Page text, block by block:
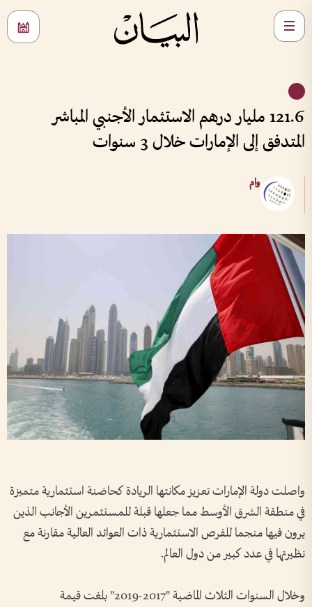
121.6 مليار درهم الاستثمار الأجنبي المباشر
المتدفق إلى الإمارات خلال 3 سنوات
وام
واصلت دولة الإمارات تعزيز مكانتها الريادة كحاضنة استثمارية متميزة
في منطقة الشرق الأوسط مما جعلها قبلة للمستثمرين الأجانب الذين
يرون فيها منجما للفرص الاستثمارية ذات العوائد العالية مقارنة مع
نظيرتها في عدد كبير من دول العالم.
وخلال السنوات الثلاث الماضية "2017-2019" بلغت قيمة